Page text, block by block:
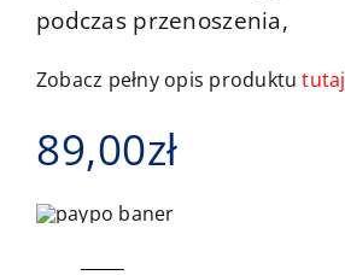
podczas przenoszenia,
Zobacz pełny opis produktututaj
89,00zł